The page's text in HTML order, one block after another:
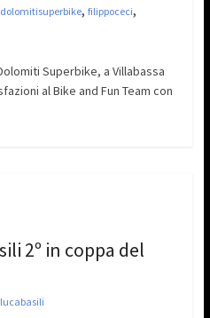
dolomitisuperbike, filippoceci,
Superbike, a Villabassa
al Bike and Fun Team con
2º in coppa del
lucabasili